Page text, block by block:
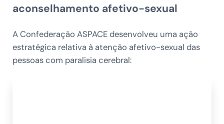
aconselhamento afetivo-sexual
A Confederação ASPACE desenvolveu uma ação
estratégica relativa à atenção afetivo-sexual das
pessoas com paralisia cerebral: